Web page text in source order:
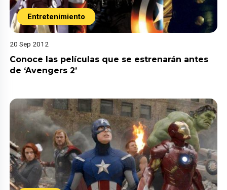
Entretenimiento
20 Sep 2012
Conoce las películas que se estrenarán antes
de ‘Avengers 2’